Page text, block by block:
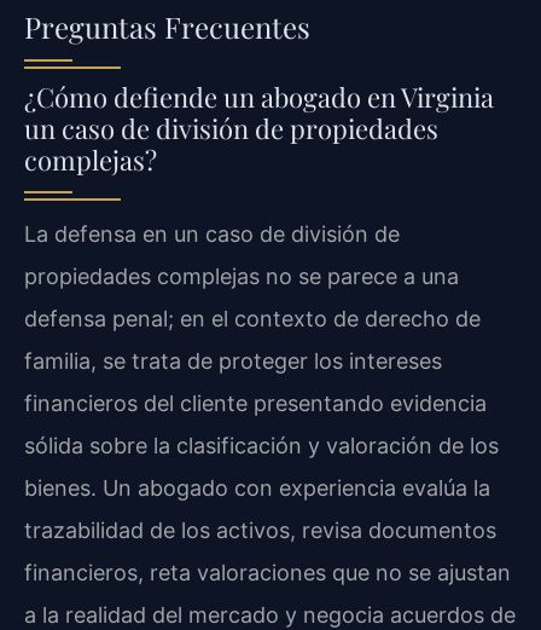
Preguntas Frecuentes
¿Cómo defiende un abogado en Virginia
un caso de división de propiedades
complejas?
La defensa en un caso de división de
propiedades complejas no se parece a una
defensa penal; en el contexto de derecho de
familia, se trata de proteger los intereses
financieros del cliente presentando evidencia
sólida sobre la clasificación y valoración de los
bienes. Un abogado con experiencia evalúa la
trazabilidad de los activos, revisa documentos
financieros, reta valoraciones que no se ajustan
a la realidad del mercado y negocia acuerdos de